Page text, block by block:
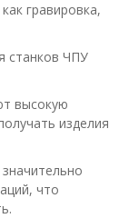
гравировка,
станков ЧПУ
высокую
изделия
что